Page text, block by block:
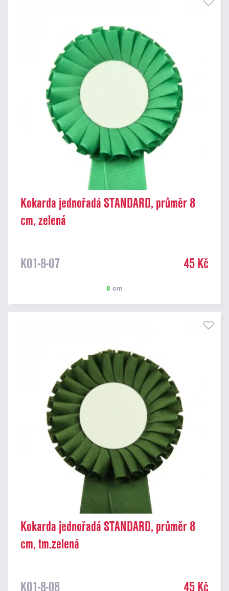
Kokarda jednořadá STANDARD, průměr 8
cm, zelená
K01-8-07 45 Kč
8 cm
Kokarda jednořadá STANDARD, průměr 8
cm, tm.zelená
K01-8-08 45 Kč